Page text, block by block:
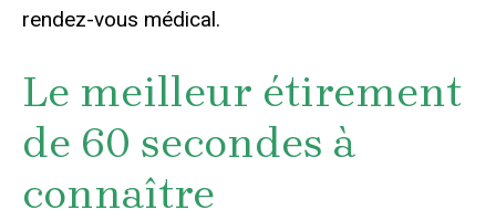
rendez-vous médical.
Le meilleur étirement
de 60 secondes à
connaître